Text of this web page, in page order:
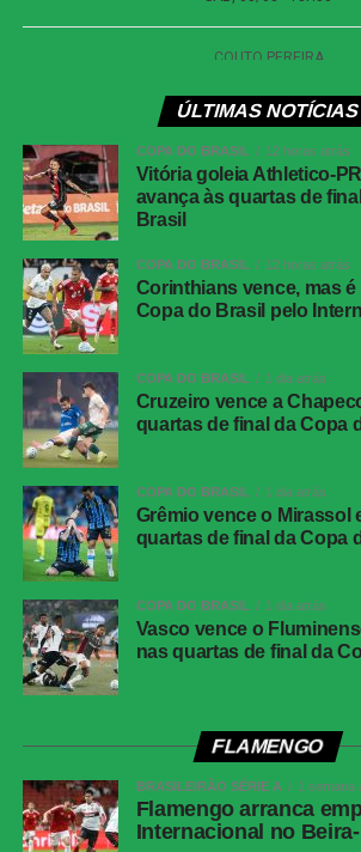
Internacional x Corinthians|
de ida das oitavas de final)
Data e horário:02.08 (domingo),
Local: Beira-Rio, em Porto
Athletico-PR x Vitória
ida das oitavas de final)
Data e horário:03.08 (segunda-
Brasília)
Local: Arena da Baixada, em
FICHA
TÉCNICA
Partida
Corinthians 0 x 0
Competição
Campeonato Brasileiro –
Local
Data
30 de julho de 2026 (quinta-
Horário
19h30 (de Brasília)
Público
R$ 2.606.640,01
amarelos
Benavídez, Jadson, Portilla
(Athletico-PR); Fernando
Ramalho, Matheuzinho e
ÚLTIMAS NOTÍCIAS
COPA DO BRASIL 12 horas atrás
Vitória goleia Athletico-
avança às quartas de
Brasil
COPA DO BRASIL 12 horas atrás
Corinthians vence, mas
Copa do Brasil pelo
COPA DO BRASIL 1 dia atrás
Cruzeiro vence a
quartas de final da Copa
COPA DO BRASIL 1 dia atrás
Grêmio vence o Mirassol
quartas de final da Copa
COPA DO BRASIL 1 dia atrás
Vasco vence o
nas quartas de final da
FLAMENGO
BRASILEIRÃO SÉRIE A 1 semana
Flamengo arranca
Internacional no